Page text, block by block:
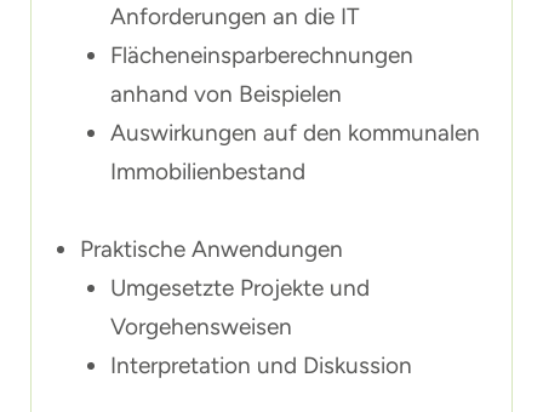
Anforderungen an die IT
Flächeneinsparberechnungen
anhand von Beispielen
Auswirkungen auf den kommunalen
Immobilienbestand
Praktische Anwendungen
Umgesetzte Projekte und
Vorgehensweisen
Interpretation und Diskussion